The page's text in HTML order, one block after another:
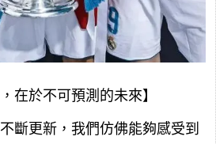
在於不可預測的未來】
斷更新，我們仿佛能夠感受到